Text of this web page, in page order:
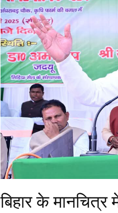
बिहार के मानचित्र